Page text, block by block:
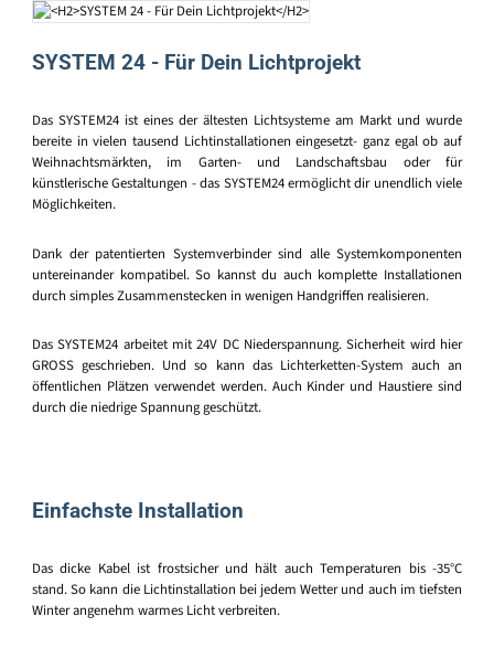
SYSTEM 24 - Für Dein Lichtprojekt
Das SYSTEM24 ist eines der ältesten Lichtsysteme am Markt und wurde
bereite in vielen tausend Lichtinstallationen eingesetzt- ganz egal ob auf
Weihnachtsmärkten, im Garten- und Landschaftsbau oder für
künstlerische Gestaltungen - das SYSTEM24 ermöglicht dir unendlich viele
Möglichkeiten.
Dank der patentierten Systemverbinder sind alle Systemkomponenten
untereinander kompatibel. So kannst du auch komplette Installationen
durch simples Zusammenstecken in wenigen Handgriffen realisieren.
Das SYSTEM24 arbeitet mit 24V DC Niederspannung. Sicherheit wird hier
GROSS geschrieben. Und so kann das Lichterketten-System auch an
öffentlichen Plätzen verwendet werden. Auch Kinder und Haustiere sind
durch die niedrige Spannung geschützt.
Einfachste Installation
Das dicke Kabel ist frostsicher und hält auch Temperaturen bis -35°C
stand. So kann die Lichtinstallation bei jedem Wetter und auch im tiefsten
Winter angenehm warmes Licht verbreiten.